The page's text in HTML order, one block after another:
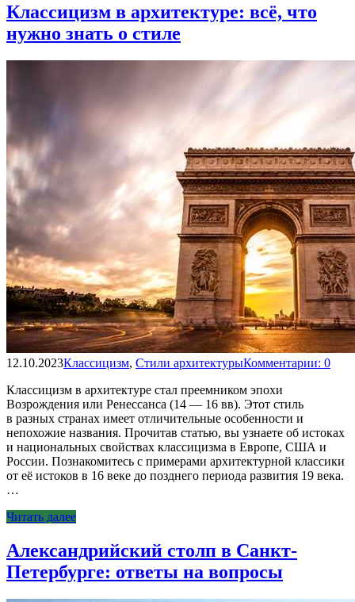
Классицизм в архитектуре: всё, что
нужно знать о стиле
12.10.2023Классицизм, Стили архитектурыКомментарии: 0
Классицизм в архитектуре стал преемником эпохи
Возрождения или Ренессанса (14 — 16 вв). Этот стиль
в разных странах имеет отличительные особенности и
непохожие названия. Прочитав статью, вы узнаете об истоках
и национальных свойствах классицизма в Европе, США и
России. Познакомитесь с примерами архитектурной классики
от её истоков в 16 веке до позднего периода развития 19 века.
…
Читать далее
Александрийский столп в Санкт-
Петербурге: ответы на вопросы